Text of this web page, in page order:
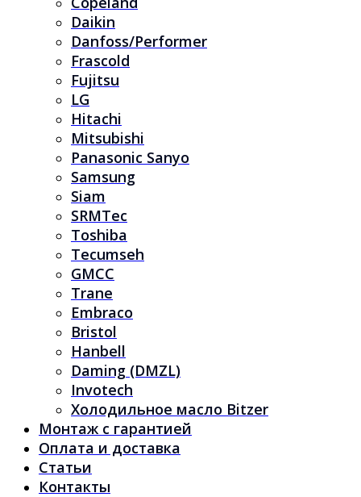
Daikin
Danfoss/Performer
Frascold
Fujitsu
LG
Hitachi
Mitsubishi
Panasonic Sanyo
Samsung
Siam
SRMTec
Toshiba
Tecumseh
GMCC
Trane
Embraco
Bristol
Hanbell
Daming (DMZL)
Invotech
Холодильное масло Bitzer
Монтаж с гарантией
Оплата и доставка
Статьи
Контакты